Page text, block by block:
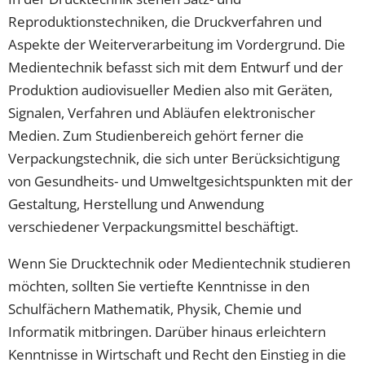
Reproduktionstechniken, die Druckverfahren und
Aspekte der Weiterverarbeitung im Vordergrund. Die
Medientechnik befasst sich mit dem Entwurf und der
Produktion audiovisueller Medien also mit Geräten,
Signalen, Verfahren und Abläufen elektronischer
Medien. Zum Studienbereich gehört ferner die
Verpackungstechnik, die sich unter Berücksichtigung
von Gesundheits- und Umweltgesichtspunkten mit der
Gestaltung, Herstellung und Anwendung
verschiedener Verpackungsmittel beschäftigt.
Wenn Sie Drucktechnik oder Medientechnik studieren
möchten, sollten Sie vertiefte Kenntnisse in den
Schulfächern Mathematik, Physik, Chemie und
Informatik mitbringen. Darüber hinaus erleichtern
Kenntnisse in Wirtschaft und Recht den Einstieg in die